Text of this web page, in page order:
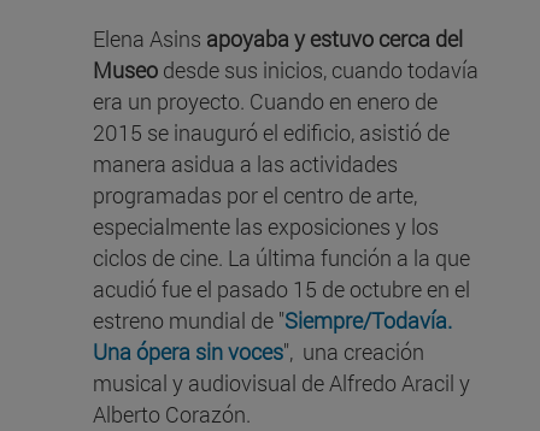
Elena Asins apoyaba y estuvo cerca del
Museo desde sus inicios, cuando todavía
era un proyecto. Cuando en enero de
2015 se inauguró el edificio, asistió de
manera asidua a las actividades
programadas por el centro de arte,
especialmente las exposiciones y los
ciclos de cine. La última función a la que
acudió fue el pasado 15 de octubre en el
estreno mundial de "Siempre/Todavía.
Una ópera sin voces", una creación
musical y audiovisual de Alfredo Aracil y
Alberto Corazón.